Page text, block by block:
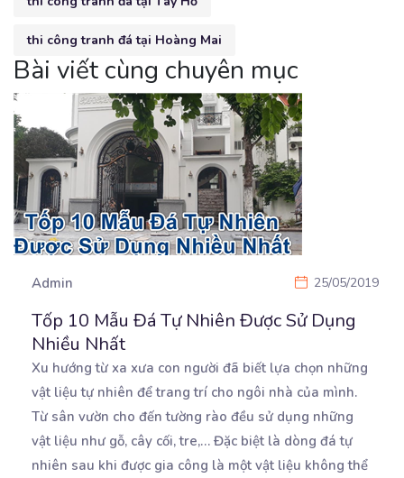
thi công tranh đá tại Hoàng Mai
Bài viết cùng chuyên mục
Admin 25/05/2019
Tốp 10 Mẫu Đá Tự Nhiên Được Sử Dụng
Nhiều Nhất
Xu hướng từ xa xưa con người đã biết lựa chọn những
vật liệu tự nhiên để trang trí cho ngôi nhà của mình.
Từ sân vườn cho đến tường rào đều sử dụng những
vật liệu như gỗ, cây cối, tre,… Đặc biệt là dòng đá tự
nhiên sau khi được gia công là một vật liệu không thể